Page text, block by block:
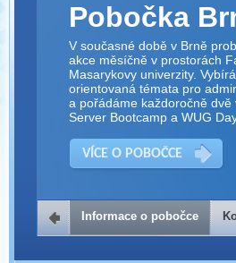
Pobočka
V současné době v Brně
akce měsíčně v prostorách
Masarykovy univerzity.
orientovaná témata pro
a pořádáme každoročně dvě
Server Bootcamp a WUG
VÍCE O POBOČCE
Kontakt na
Informace o pobočce